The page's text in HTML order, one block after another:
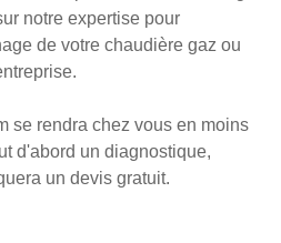
notre expertise pour
de votre chaudière gaz ou
se rendra chez vous en moins
d'abord un diagnostique,
un devis gratuit.